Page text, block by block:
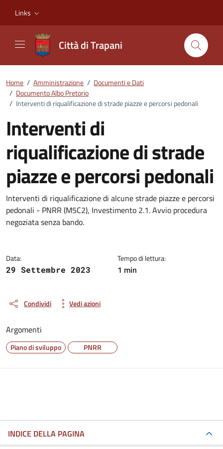
Links
Città di Trapani
Home / Amministrazione / Documenti e Dati
/ Documento Albo Pretorio
/ Interventi di riqualificazione di strade piazze e percorsi pedonali
Interventi di
riqualificazione di strade
piazze e percorsi pedonali
Dettagli del documento
Interventi di riqualificazione di alcune strade piazze e percorsi
pedonali - PNRR (M5C2), Investimento 2.1. Avvio procedura
negoziata senza bando.
Data:
29 Settembre 2023
Tempo di lettura:
1 min
Condividi Vedi azioni
Argomenti
Piano di sviluppo PNRR
INDICE DELLA PAGINA